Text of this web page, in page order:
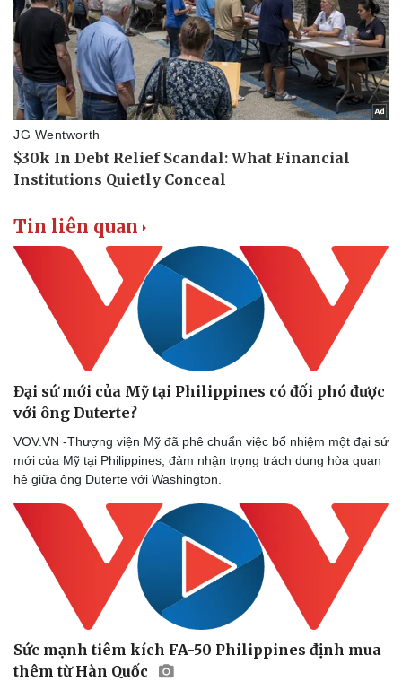
Vụ án
Tin nóng
Tư vấn luật
Vũ khí
Việt Nam
Phân tích
Tin liên quan
Đại sứ mới của Mỹ tại Philippines có đối phó được
với ông Duterte?
VOV.VN -Thượng viện Mỹ đã phê chuẩn việc bổ nhiệm một đại sứ
mới của Mỹ tại Philippines, đảm nhận trọng trách dung hòa quan
hệ giữa ông Duterte với Washington.
Sức mạnh tiêm kích FA-50 Philippines định mua
thêm từ Hàn Quốc